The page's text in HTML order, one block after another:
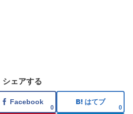
シェアする
Facebook
0
はてブ
0